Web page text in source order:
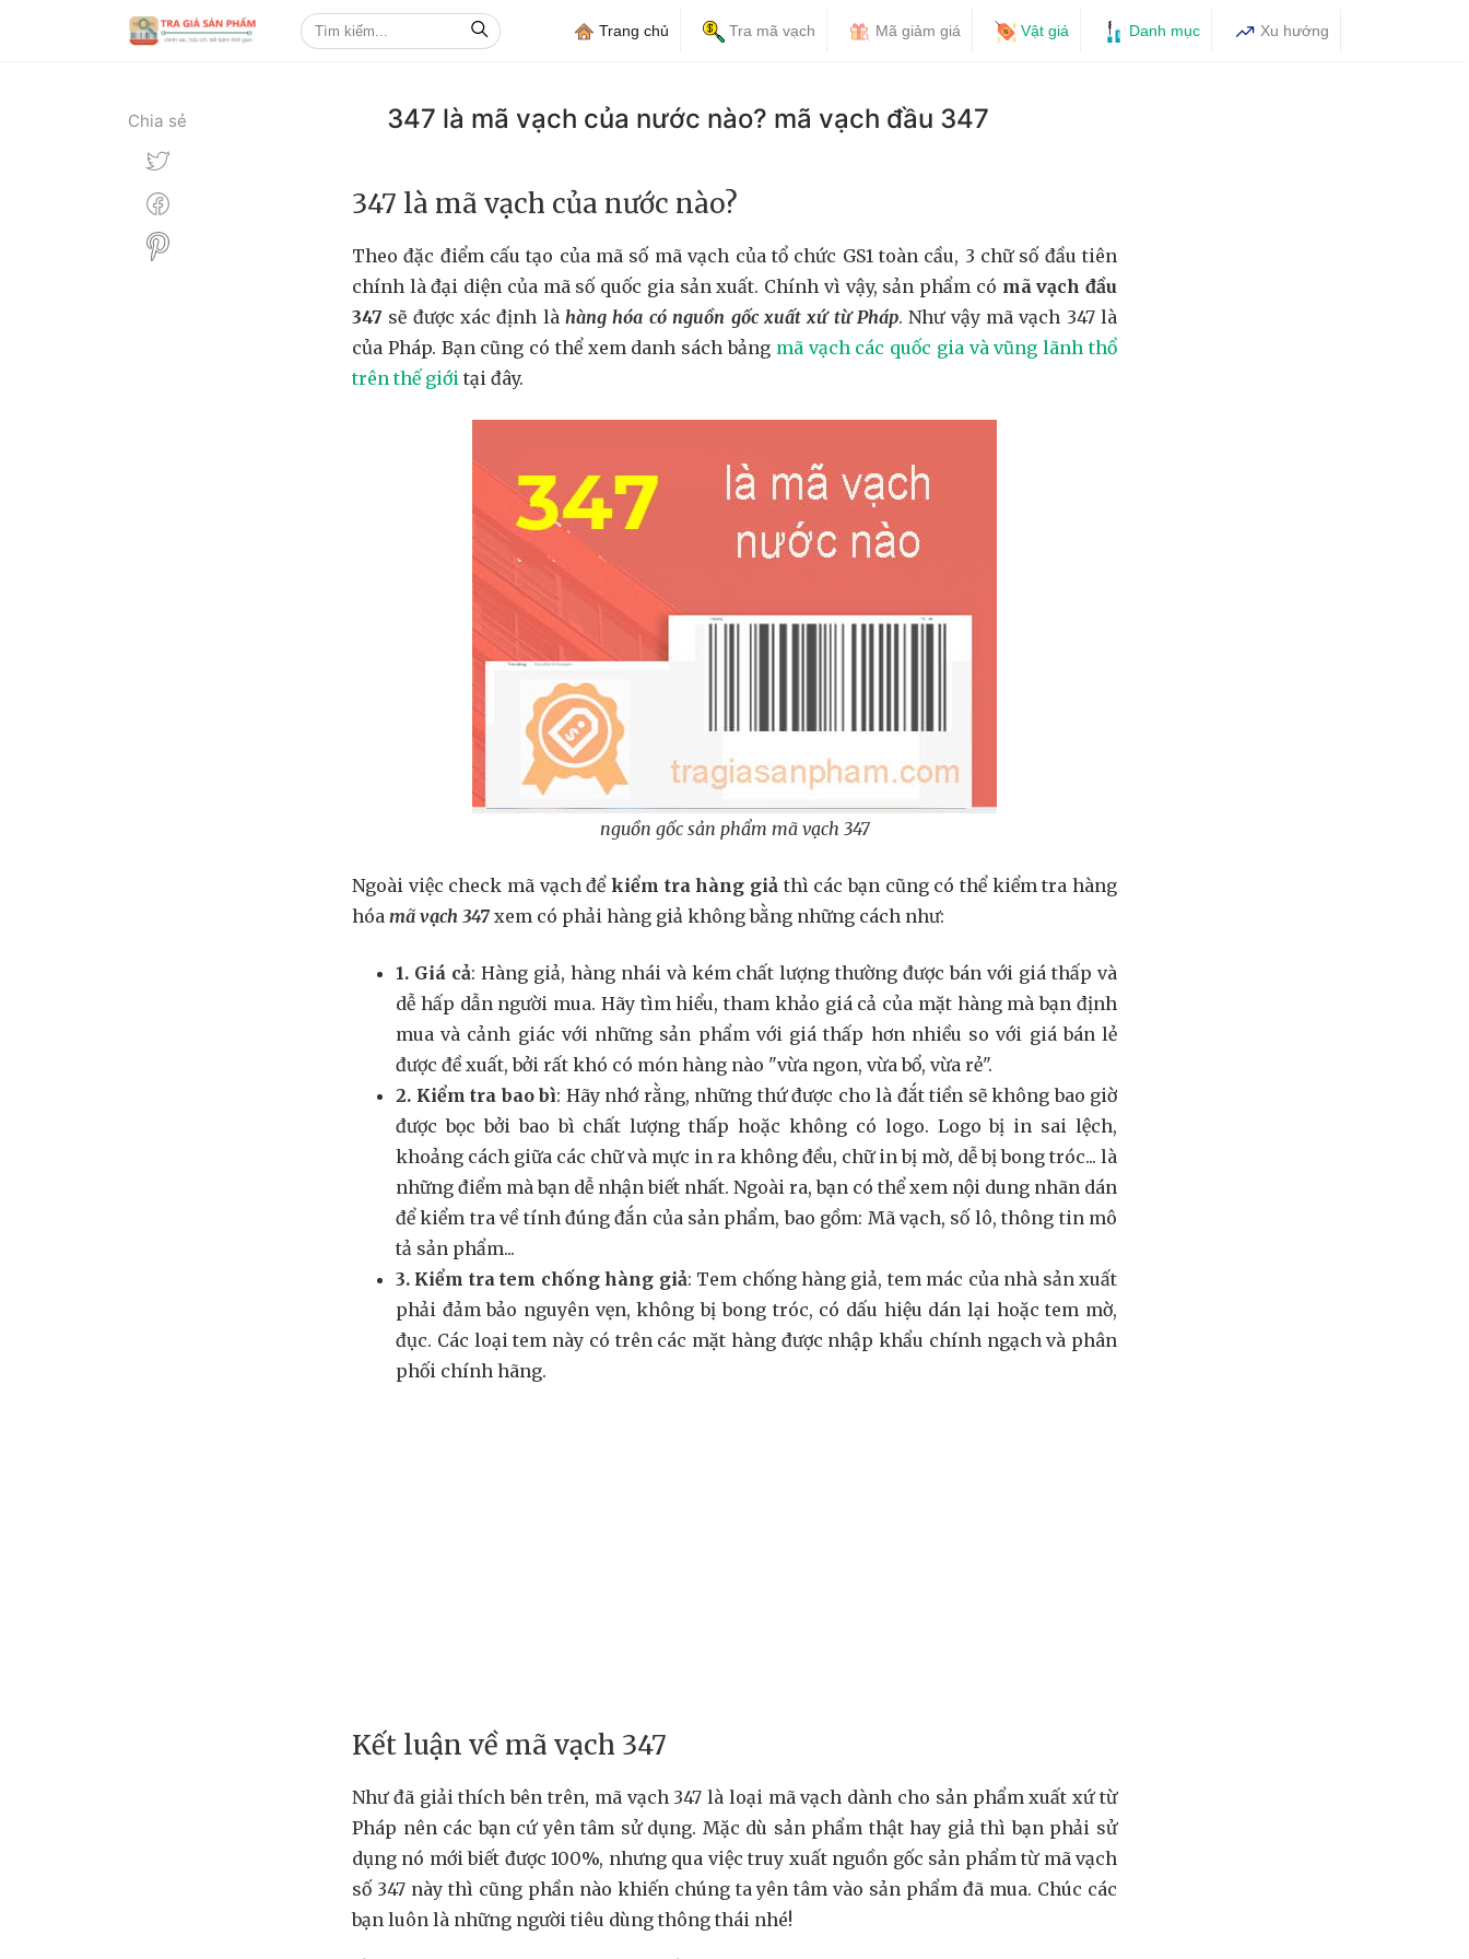
Trang chủ Tra mã vạch Mã giảm giá Vật giá Danh mục Xu hướng
Chia sẻ 347 là mã vạch của nước nào? mã vạch đầu 347
347 là mã vạch của nước nào?
Theo đặc điểm cấu tạo của mã số mã vạch của tổ chức GS1 toàn cầu, 3 chữ số đầu tiên
chính là đại diện của mã số quốc gia sản xuất. Chính vì vậy, sản phẩm có mã vạch đầu
347 sẽ được xác định làhàng hóa có nguồn gốc xuất xứ từ Pháp. Như vậy mã vạch 347 là
của Pháp. Bạn cũng có thể xem danh sách bảng mã vạch các quốc gia và vũng lãnh thổ
trên thế giới tại đây.
nguồn gốc sản phẩm mã vạch 347
Ngoài việc check mã vạch để kiểm tra hàng giả thì các bạn cũng có thể kiểm tra hàng
hóa mã vạch 347xem có phải hàng giả không bằng những cách như:
1. Giá cả: Hàng giả, hàng nhái và kém chất lượng thường được bán với giá thấp và
dễ hấp dẫn người mua. Hãy tìm hiểu, tham khảo giá cả của mặt hàng mà bạn định
mua và cảnh giác với những sản phẩm với giá thấp hơn nhiều so với giá bán lẻ
được đề xuất, bởi rất khó có món hàng nào "vừa ngon, vừa bổ, vừa rẻ".
2. Kiểm tra bao bì: Hãy nhớ rằng, những thứ được cho là đắt tiền sẽ không bao giờ
được bọc bởi bao bì chất lượng thấp hoặc không có logo. Logo bị in sai lệch,
khoảng cách giữa các chữ và mực in ra không đều, chữ in bị mờ, dễ bị bong tróc... là
những điểm mà bạn dễ nhận biết nhất. Ngoài ra, bạn có thể xem nội dung nhãn dán
để kiểm tra về tính đúng đắn của sản phẩm, bao gồm: Mã vạch, số lô, thông tin mô
tả sản phẩm...
3. Kiểm tra tem chống hàng giả: Tem chống hàng giả, tem mác của nhà sản xuất
phải đảm bảo nguyên vẹn, không bị bong tróc, có dấu hiệu dán lại hoặc tem mờ,
đục. Các loại tem này có trên các mặt hàng được nhập khẩu chính ngạch và phân
phối chính hãng.
Kết luận về mã vạch 347
Như đã giải thích bên trên, mã vạch 347 là loại mã vạch dành cho sản phẩm xuất xứ từ
Pháp nên các bạn cứ yên tâm sử dụng. Mặc dù sản phẩm thật hay giả thì bạn phải sử
dụng nó mới biết được 100%, nhưng qua việc truy xuất nguồn gốc sản phẩm từ mã vạch
số 347 này thì cũng phần nào khiến chúng ta yên tâm vào sản phẩm đã mua. Chúc các
bạn luôn là những người tiêu dùng thông thái nhé!